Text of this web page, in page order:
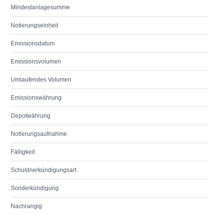
Mindestanlagesumme
Notierungseinheit
Emissionsdatum
Emissionsvolumen
Umlaufendes Volumen
Emissionswährung
Depotwährung
Notierungsaufnahme
Fälligkeit
Schuldnerkündigungsart
Sonderkündigung
Nachrangig